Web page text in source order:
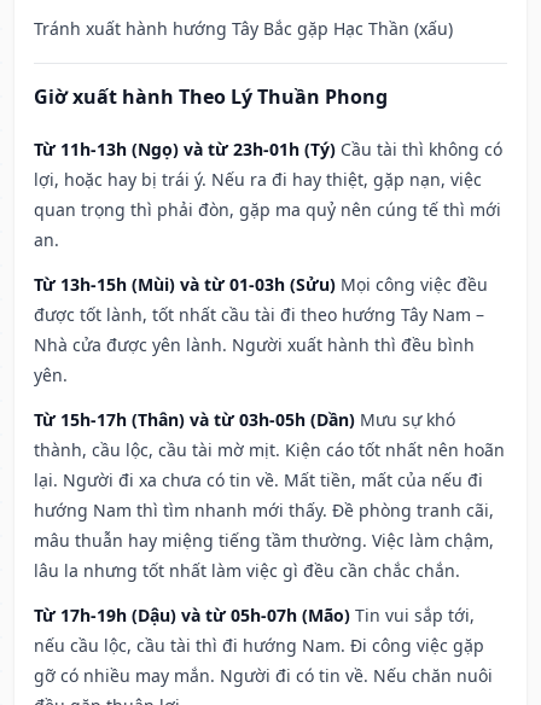
Tránh xuất hành hướng Tây Bắc gặp Hạc Thần (xấu)
Giờ xuất hành Theo Lý Thuần Phong
Từ 11h-13h (Ngọ) và từ 23h-01h (Tý) Cầu tài thì không có
lợi, hoặc hay bị trái ý. Nếu ra đi hay thiệt, gặp nạn, việc
quan trọng thì phải đòn, gặp ma quỷ nên cúng tế thì mới
an.
Từ 13h-15h (Mùi) và từ 01-03h (Sửu) Mọi công việc đều
được tốt lành, tốt nhất cầu tài đi theo hướng Tây Nam –
Nhà cửa được yên lành. Người xuất hành thì đều bình
yên.
Từ 15h-17h (Thân) và từ 03h-05h (Dần) Mưu sự khó
thành, cầu lộc, cầu tài mờ mịt. Kiện cáo tốt nhất nên hoãn
lại. Người đi xa chưa có tin về. Mất tiền, mất của nếu đi
hướng Nam thì tìm nhanh mới thấy. Đề phòng tranh cãi,
mâu thuẫn hay miệng tiếng tầm thường. Việc làm chậm,
lâu la nhưng tốt nhất làm việc gì đều cần chắc chắn.
Từ 17h-19h (Dậu) và từ 05h-07h (Mão) Tin vui sắp tới,
nếu cầu lộc, cầu tài thì đi hướng Nam. Đi công việc gặp
gỡ có nhiều may mắn. Người đi có tin về. Nếu chăn nuôi